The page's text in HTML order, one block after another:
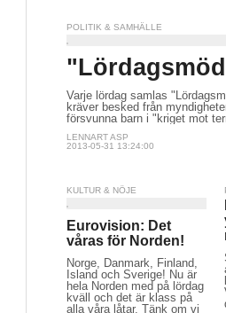
POLITIK & SAMHÄLLE
Varje lördag samlas
kräver besked från
försvunna barn i "kriget mot
LENNART ASP
2013-05-31 13:24:00
KULTUR & NÖJE
Eurovision: Det
våras för Norden!
Norge, Danmark, Finland,
Island och Sverige! Nu är
hela Norden med på lördag
kväll och det är klass på
alla våra låtar. Tänk om vi